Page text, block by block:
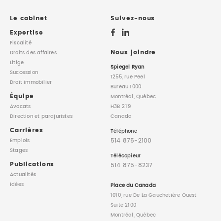
PROPRIÉTÉ INTELLECTUELLE
DROIT DE LA FAMILLE
Le cabinet
Expertise
Fiscalité
Droits des affaires
Litige
Succession
Droit immobilier
Équipe
Avocats
Directionet parajuristes
Carrières
Emplois
Stages
Publications
Actualités
Idées
Suivez-nous
Nous joindre
Spiegel Ryan
1255, rue Peel
Bureau 1000
Montréal, Québec
H3B 2T9
Canada
Téléphone
514 875-2100
Télécopieur
514 875-8237
Place du Canada
1010, rue De La Gauchetière Ouest
Suite 2100
Montréal, Québec